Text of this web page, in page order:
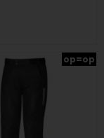
op=op